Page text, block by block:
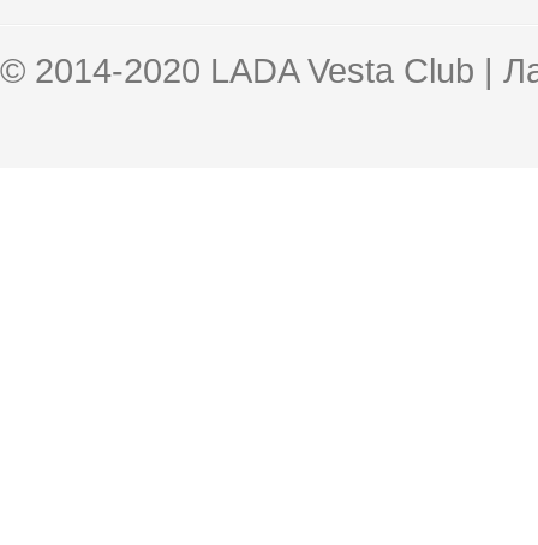
© 2014-2020 LADA Vesta Club |